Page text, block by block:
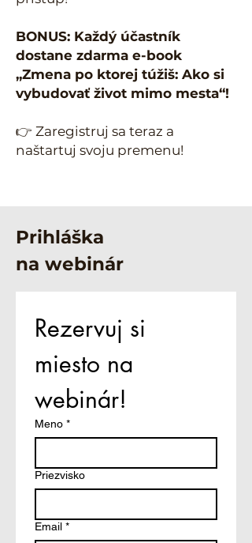
BONUS: Každý účastník
dostane zdarma e-book
„Zmena po ktorej túžiš: Ako si
vybudovať život mimo mesta“!
👉 Zaregistruj sa teraz a
naštartuj svoju premenu!
Prihláška
na webinár
Rezervuj si
miesto na
webinár!
Meno *
Priezvisko
Email *